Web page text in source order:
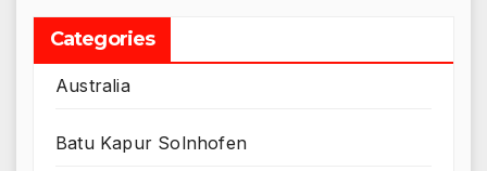
Categories
Australia
Batu Kapur Solnhofen